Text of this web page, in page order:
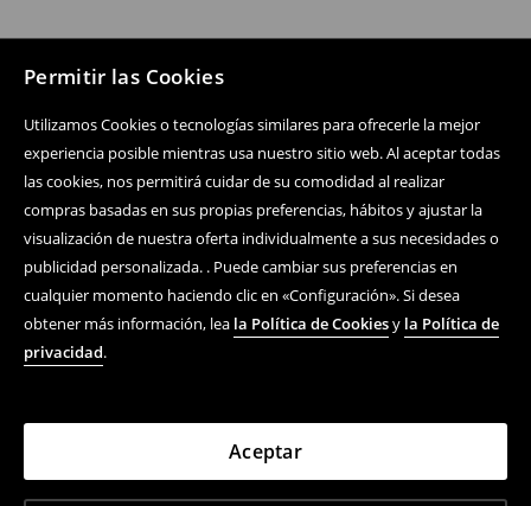
Permitir las Cookies
Utilizamos Cookies o tecnologías similares para ofrecerle la mejor
experiencia posible mientras usa nuestro sitio web. Al aceptar todas
las cookies, nos permitirá cuidar de su comodidad al realizar
compras basadas en sus propias preferencias, hábitos y ajustar la
visualización de nuestra oferta individualmente a sus necesidades o
publicidad personalizada. . Puede cambiar sus preferencias en
cualquier momento haciendo clic en «Configuración». Si desea
obtener más información, lea la Política de Cookiesy la Política de
privacidad.
Aceptar